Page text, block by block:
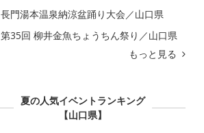
長門湯本温泉納涼盆踊り大会／山口県
第35回 柳井金魚ちょうちん祭り／山口県
もっと見る
夏の人気イベントランキング
【山口県】